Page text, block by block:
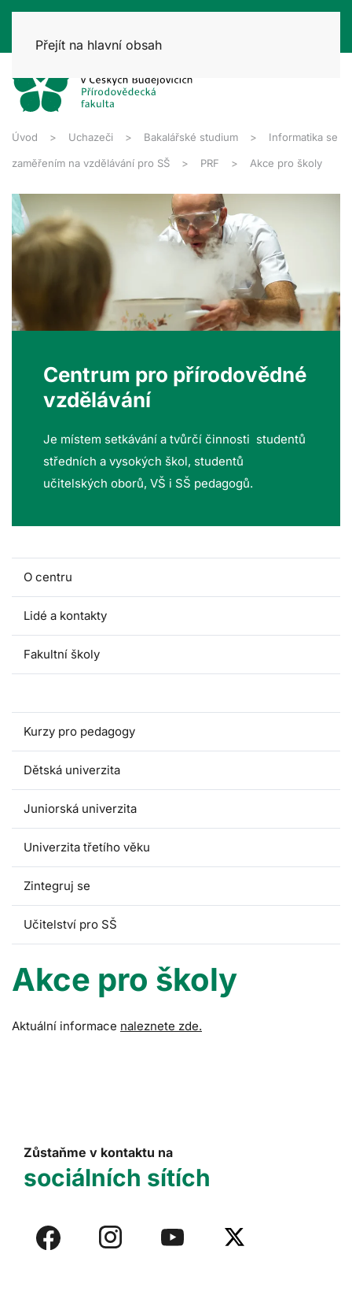
Přejít na hlavní obsah
Úvod Uchazeči Bakalářské studium Informatika se
zaměřením na vzdělávání pro SŠ PRF Akce pro školy
Centrum pro přírodovědné
vzdělávání
Je místem setkávání a tvůrčí činnosti studentů
středních a vysokých škol, studentů
učitelských oborů, VŠ i SŠ pedagogů.
O centru
Lidé a kontakty
Fakultní školy
Kurzy pro pedagogy
Dětská univerzita
Juniorská univerzita
Univerzita třetího věku
Zintegruj se
Učitelství pro SŠ
Akce pro školy
Aktuální informace naleznete zde.
Zůstaňme v kontaktu na
sociálních sítích